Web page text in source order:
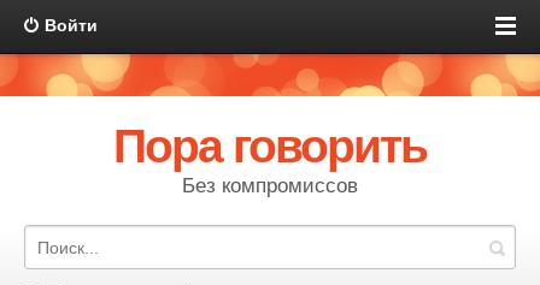
Войти
Пора говорить
Без компромиссов